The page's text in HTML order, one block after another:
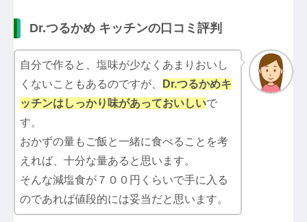
Dr.つるかめ キッチンの口コミ評判
自分で作ると、塩味が少なくあまりおいし
くないこともあるのですが、
Dr.つるかめキ
ッチンはしっかり味があっておいしいで
す。
おかずの量もご飯と一緒に食べることを考
えれば、十分な量あると思います。
そんな減塩食が７００円くらいで手に入る
のであれば値段的には妥当だと思います。